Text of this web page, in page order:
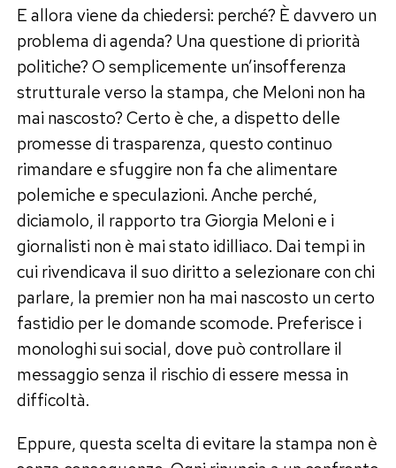
E allora viene da chiedersi: perché? È davvero un
problema di agenda? Una questione di priorità
politiche? O semplicemente un’insofferenza
strutturale verso la stampa, che Meloni non ha
mai nascosto? Certo è che, a dispetto delle
promesse di trasparenza, questo continuo
rimandare e sfuggire non fa che alimentare
polemiche e speculazioni. Anche perché,
diciamolo, il rapporto tra Giorgia Meloni e i
giornalisti non è mai stato idilliaco. Dai tempi in
cui rivendicava il suo diritto a selezionare con chi
parlare, la premier non ha mai nascosto un certo
fastidio per le domande scomode. Preferisce i
monologhi sui social, dove può controllare il
messaggio senza il rischio di essere messa in
difficoltà.
Eppure, questa scelta di evitare la stampa non è